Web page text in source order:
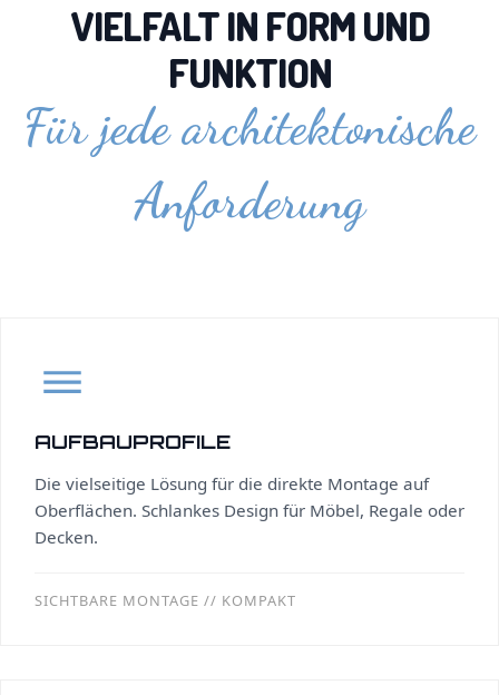
VIELFALT IN FORM UND
FUNKTION
Für jede architektonische
Anforderung
AUFBAUPROFILE
Die vielseitige Lösung für die direkte Montage auf
Oberflächen. Schlankes Design für Möbel, Regale oder
Decken.
SICHTBARE MONTAGE // KOMPAKT